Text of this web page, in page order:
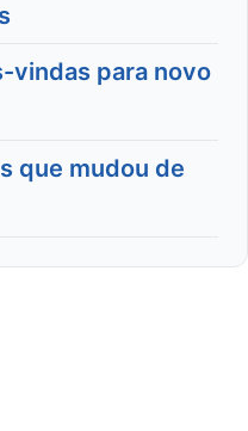
vindas para novo
que mudou de